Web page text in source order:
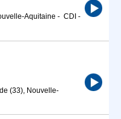
Aquitaine - CDI -
(33), Nouvelle-